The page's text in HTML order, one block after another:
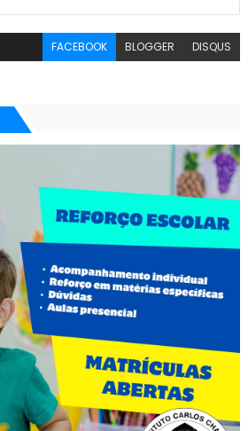
FACEBOOK BLOGGER DISQUS